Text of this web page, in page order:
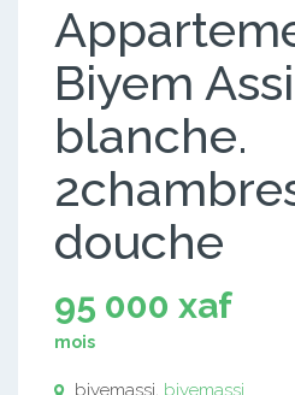
Biyem
blanche.
douche
95 000 xaf
mois
biyemassi, biyemassi